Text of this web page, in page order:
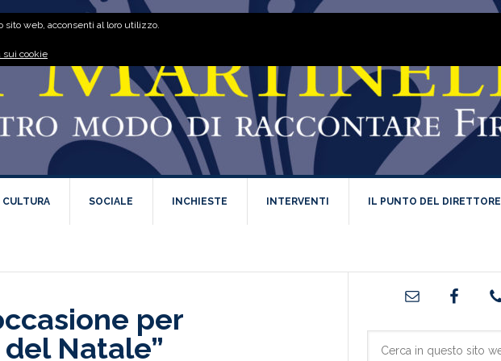
CULTURA SOCIALE INCHIESTE INTERVENTI IL PUNTO DEL DIRETTORE
per
Natale”
Barra
primaria
web, acconsenti al loro utilizzo.
sui cookie